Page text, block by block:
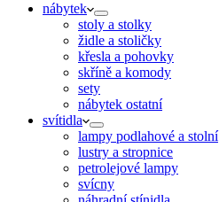
nábytek
stoly a stolky
židle a stoličky
křesla a pohovky
skříně a komody
sety
nábytek ostatní
svítidla
lampy podlahové a stolní
lustry a stropnice
petrolejové lampy
svícny